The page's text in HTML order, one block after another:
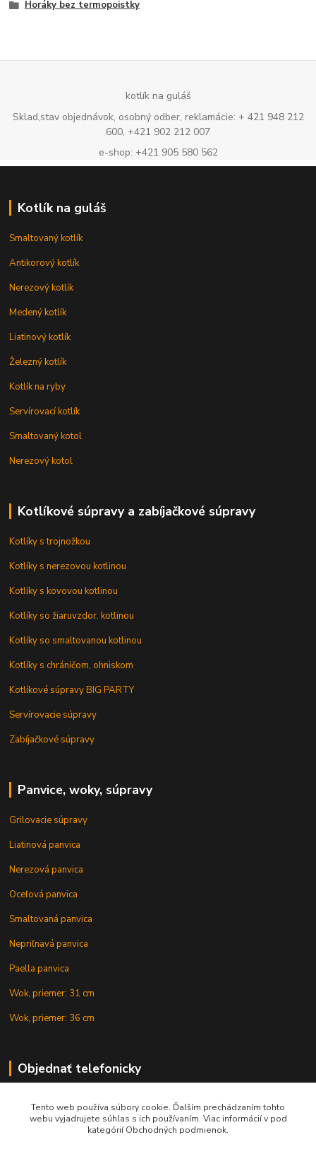
Horáky bez termopoistky
kotlík na guláš
Sklad,stav objednávok, osobný odber, reklamácie: + 421 948 212
600, +421 902 212 007
e-shop: +421 905 580 562
Kotlík na guláš
Smaltovaný kotlík
Antikorový kotlík
Nerezový kotlík
Medený kotlík
Liatinový kotlík
Železný kotlík
Kotlík na ryby
Servírovací kotlík
Smaltovaný kotol
Nerezový kotol
Kotlíkové súpravy a zabíjačkové súpravy
Kotlíky s trojnožkou
Kotlíky s nerezovou kotlinou
Kotlíky s kovovou kotlinou
Kotlíky so žiaruvzdor. kotlinou
Kotlíky so smaltovanou kotlinou
Kotlíky s chráničom, ohniskom
Kotlíkové súpravy BIG PARTY
Servírovacie súpravy
Zabíjačkové súpravy
Panvice, woky, súpravy
Grilovacie súpravy
Liatinová panvica
Nerezová panvica
Oceľová panvica
Smaltovaná panvica
Nepriľnavá panvica
Paella panvica
Wok, priemer: 31 cm
Wok, priemer: 36 cm
Objednať telefonicky
+421 902 212 007
Tento web používa súbory cookie. Ďalším prechádzaním tohto
webu vyjadrujete súhlas s ich používaním. Viac informácií v pod
kategórií Obchodných podmienok.